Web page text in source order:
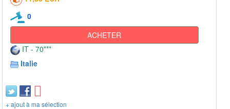
0
ACHETER
IT - 70***
Italie
+ ajout à ma sélection